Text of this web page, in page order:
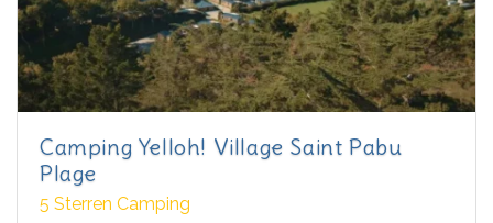
Camping Yelloh! Village Saint Pabu
Plage
5 Sterren Camping